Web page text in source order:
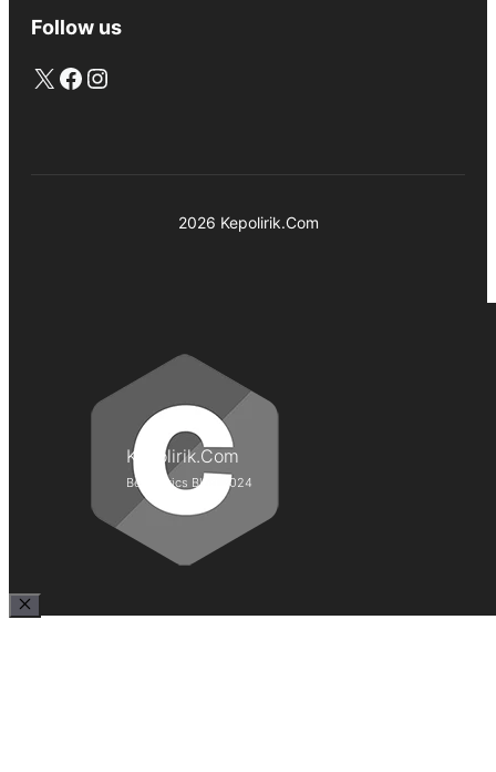
Follow us
X Facebook
Instagram
2026 Kepolirik.Com
Kepolirik.Com
Best Lyrics Blog 2024
Close